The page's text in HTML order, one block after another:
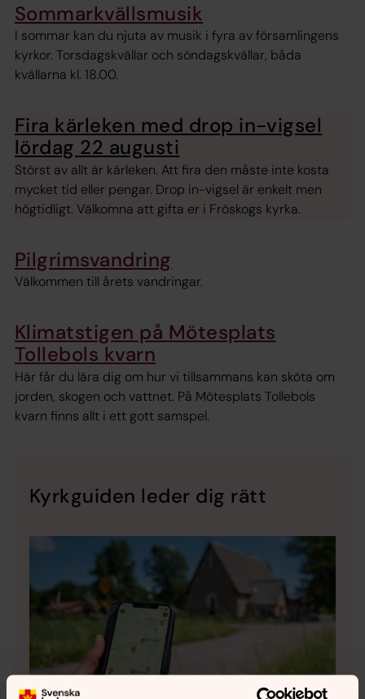
Sommarkvällsmusik
I sommar kan du njuta av musik i fyra av församlingens
kyrkor. Torsdagskvällar och söndagskvällar, båda
kvällarna kl. 18.00.
Fira kärleken med drop in-vigsel
lördag 22 augusti
Störst av allt är kärleken. Att fira den måste inte kosta
mycket tid eller pengar. Drop in-vigsel är enkelt men
högtidligt. Välkomna att gifta er i Fröskogs kyrka.
Pilgrimsvandring
Välkommen till årets vandringar.
Klimatstigen på Mötesplats
Tollebols kvarn
Här får du lära dig om hur vi tillsammans kan sköta om
jorden, skogen och vattnet. På Mötesplats Tollebols
kvarn finns allt i ett gott samspel.
Kyrkguiden leder dig rätt